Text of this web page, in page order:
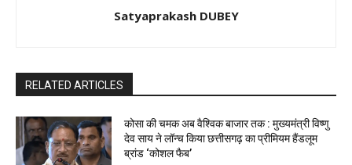
Satyaprakash DUBEY
RELATED ARTICLES
कोसा की चमक अब वैश्विक बाजार तक : मुख्यमंत्री विष्णु
देव साय ने लॉन्च किया छत्तीसगढ़ का प्रीमियम हैंडलूम
ब्रांड ‘कोशल फैब’